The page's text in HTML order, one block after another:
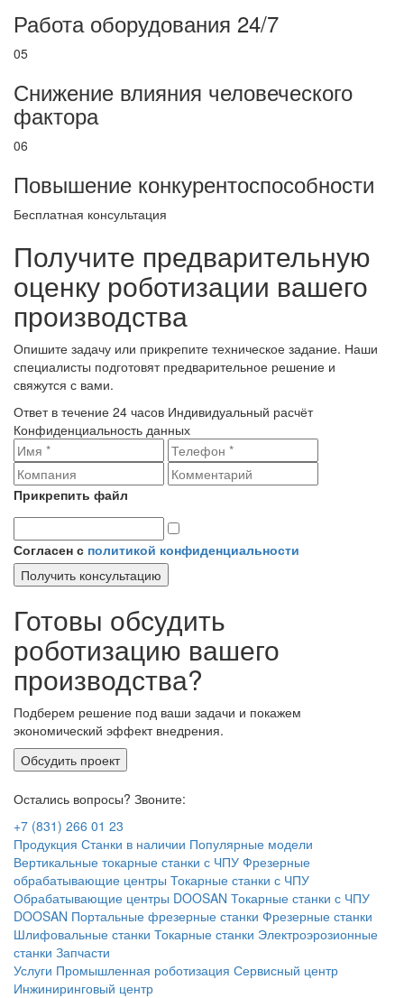
Работа оборудования 24/7
05
Снижение влияния человеческого
фактора
06
Повышение конкурентоспособности
Бесплатная консультация
Получите предварительную
оценку роботизации вашего
производства
Опишите задачу или прикрепите техническое задание. Наши
специалисты подготовят предварительное решение и
свяжутся с вами.
Ответ в течение 24 часов Индивидуальный расчёт
Конфиденциальность данных
Прикрепить файл
Согласен с политикой конфиденциальности
Получить консультацию
Готовы обсудить
роботизацию вашего
производства?
Подберем решение под ваши задачи и покажем
экономический эффект внедрения.
Обсудить проект
Остались вопросы? Звоните:
+7 (831) 266 01 23
Продукция Станки в наличии Популярные модели
Вертикальные токарные станки с ЧПУ Фрезерные
обрабатывающие центры Токарные станки с ЧПУ
Обрабатывающие центры DOOSAN Токарные станки с ЧПУ
DOOSAN Портальные фрезерные станки Фрезерные станки
Шлифовальные станки Токарные станки Электроэрозионные
станки Запчасти
Услуги Промышленная роботизация Сервисный центр
Инжиниринговый центр